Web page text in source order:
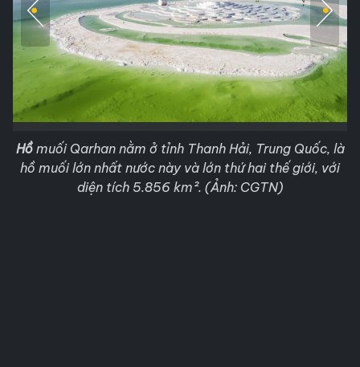
Hồmuối Qarhan nằm ở tỉnh Thanh Hải, Trung Quốc, là
hồ muối lớn nhất nước này và lớn thứ hai thế giới, với
diện tích 5.856 km². (Ảnh: CGTN)